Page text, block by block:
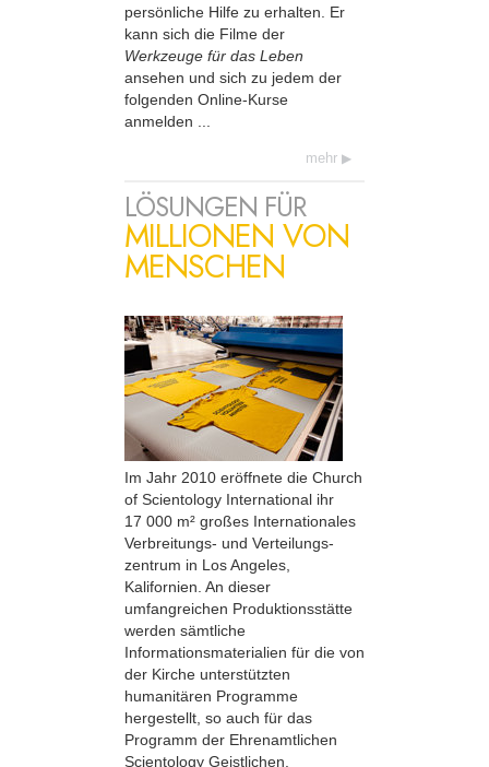
persönliche Hilfe zu erhalten. Er
kann sich die Filme der
Werkzeuge für das Leben
ansehen und sich zu jedem der
folgenden Online-Kurse
anmelden ...
mehr
LÖSUNGEN FÜR
MILLIONEN VON
MENSCHEN
Im Jahr 2010 eröffnete die Church
of Scientology International ihr
17 000 m² großes Internationales
Verbreitungs- und Verteilungs­
zentrum in Los Angeles,
Kalifornien. An dieser
umfangreichen Produktionsstätte
werden sämtliche
Informationsmaterialien für die von
der Kirche unterstützten
humanitären Programme
hergestellt, so auch für das
Programm der Ehrenamtlichen
Scientology Geistlichen.